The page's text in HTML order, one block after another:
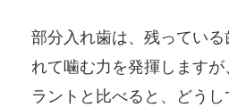
部分入れ歯は、残ってい
れて噛む力を発揮します
ラントと比べると、どう